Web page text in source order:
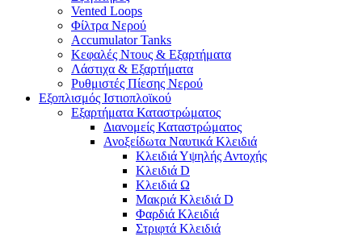
Vented Loops
Φίλτρα Νερού
Accumulator Tanks
Κεφαλές Ντους & Εξαρτήματα
Λάστιχα & Εξαρτήματα
Ρυθμιστές Πίεσης Νερού
Εξοπλισμός Ιστιοπλοϊκού
Εξαρτήματα Καταστρώματος
Διανομείς Καταστρώματος
Ανοξείδωτα Ναυτικά Κλειδιά
Κλειδιά Υψηλής Αντοχής
Κλειδιά D
Κλειδιά Ω
Μακριά Κλειδιά D
Φαρδιά Κλειδιά
Στριφτά Κλειδιά